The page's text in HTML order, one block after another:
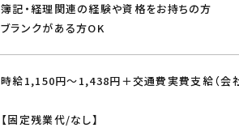
簿記・経理関連の経験や資格をお持ちの方
ブランクがある方OK
時給1,150円～1,438円＋交通費実費支給（会
【固定残業代/なし】